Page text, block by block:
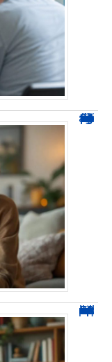
0424 démarchage : reconnaître l’appel et agir sans se tromper
0270 spam : reconnaître ces appels et les bloquer sans erreur